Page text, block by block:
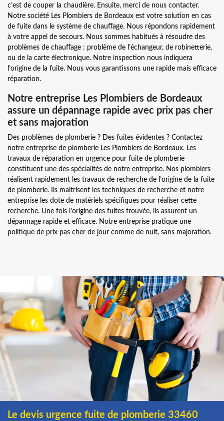
c’est de couper la chaudière. Ensuite, merci de nous contacter.
Notre société Les Plombiers de Bordeaux est votre solution en cas
de fuite dans le système de chauffage. Nous répondons rapidement
à votre appel de secours. Nous sommes habitués à résoudre des
problèmes de chauffage : problème de l’échangeur, de robinetterie,
ou de la carte électronique. Notre inspection nous indiquera
l’origine de la fuite. Nous vous garantissons une rapide mais efficace
réparation.
Notre entreprise Les Plombiers de Bordeaux
assure un dépannage rapide avec prix pas cher
et sans majoration
Des problèmes de plomberie ? Des fuites évidentes ? Contactez
notre entreprise de plomberie Les Plombiers de Bordeaux. Les
travaux de réparation en urgence pour fuite de plomberie
constituent une des spécialités de notre entreprise. Nos plombiers
réalisent rapidement les travaux de recherche de l’origine de la fuite
de plomberie. Ils maitrisent les techniques de recherche et notre
entreprise les dote de matériels spécifiques pour réaliser cette
recherche. Une fois l’origine des fuites trouvée, ils assurent un
dépannage rapide et efficace. Notre entreprise pratique une
politique de prix pas cher de jour comme de nuit, sans majoration.
Le devis urgence fuite de plomberie 33460